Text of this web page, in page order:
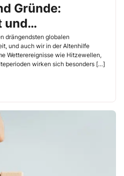
Gründe:
und
in der
drängendsten globalen
und auch wir in der Altenhilfe
Wetterereignisse wie Hitzewellen,
wirken sich besonders […]